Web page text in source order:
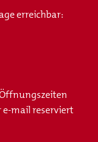
erreichbar:
e-mail reserviert